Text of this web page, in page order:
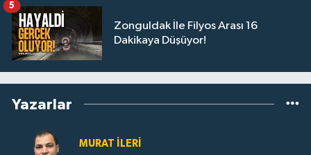
Zonguldak İle Filyos Arası 16
Dakikaya Düşüyor!
5
Yazarlar
MURAT İLERI